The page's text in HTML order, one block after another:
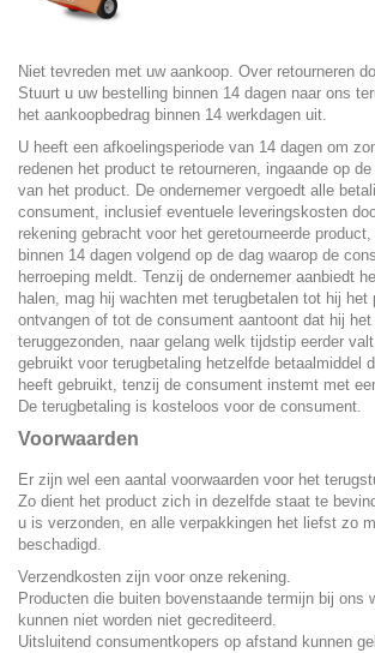
Niet tevreden met uw aankoop. Over retourneren
Stuurt u uw bestelling binnen 14 dagen naar ons
het aankoopbedrag binnen 14 werkdagen uit.
U heeft een afkoelingsperiode van 14 dagen om
redenen het product te retourneren, ingaande op
van het product. De ondernemer vergoedt alle
consument, inclusief eventuele leveringskosten
rekening gebracht voor het geretourneerde
binnen 14 dagen volgend op de dag waarop de
herroeping meldt. Tenzij de ondernemer aanbiedt
halen, mag hij wachten met terugbetalen tot hij het
ontvangen of tot de consument aantoont dat hij
teruggezonden, naar gelang welk tijdstip eerder
gebruikt voor terugbetaling hetzelfde betaalmiddel
heeft gebruikt, tenzij de consument instemt met
De terugbetaling is kosteloos voor de consument.
Voorwaarden
Er zijn wel een aantal voorwaarden voor het
Zo dient het product zich in dezelfde staat te
u is verzonden, en alle verpakkingen het liefst zo
beschadigd.
Verzendkosten zijn voor onze rekening.
Producten die buiten bovenstaande termijn bij ons
kunnen niet worden niet gecrediteerd.
Uitsluitend consumentkopers op afstand kunnen